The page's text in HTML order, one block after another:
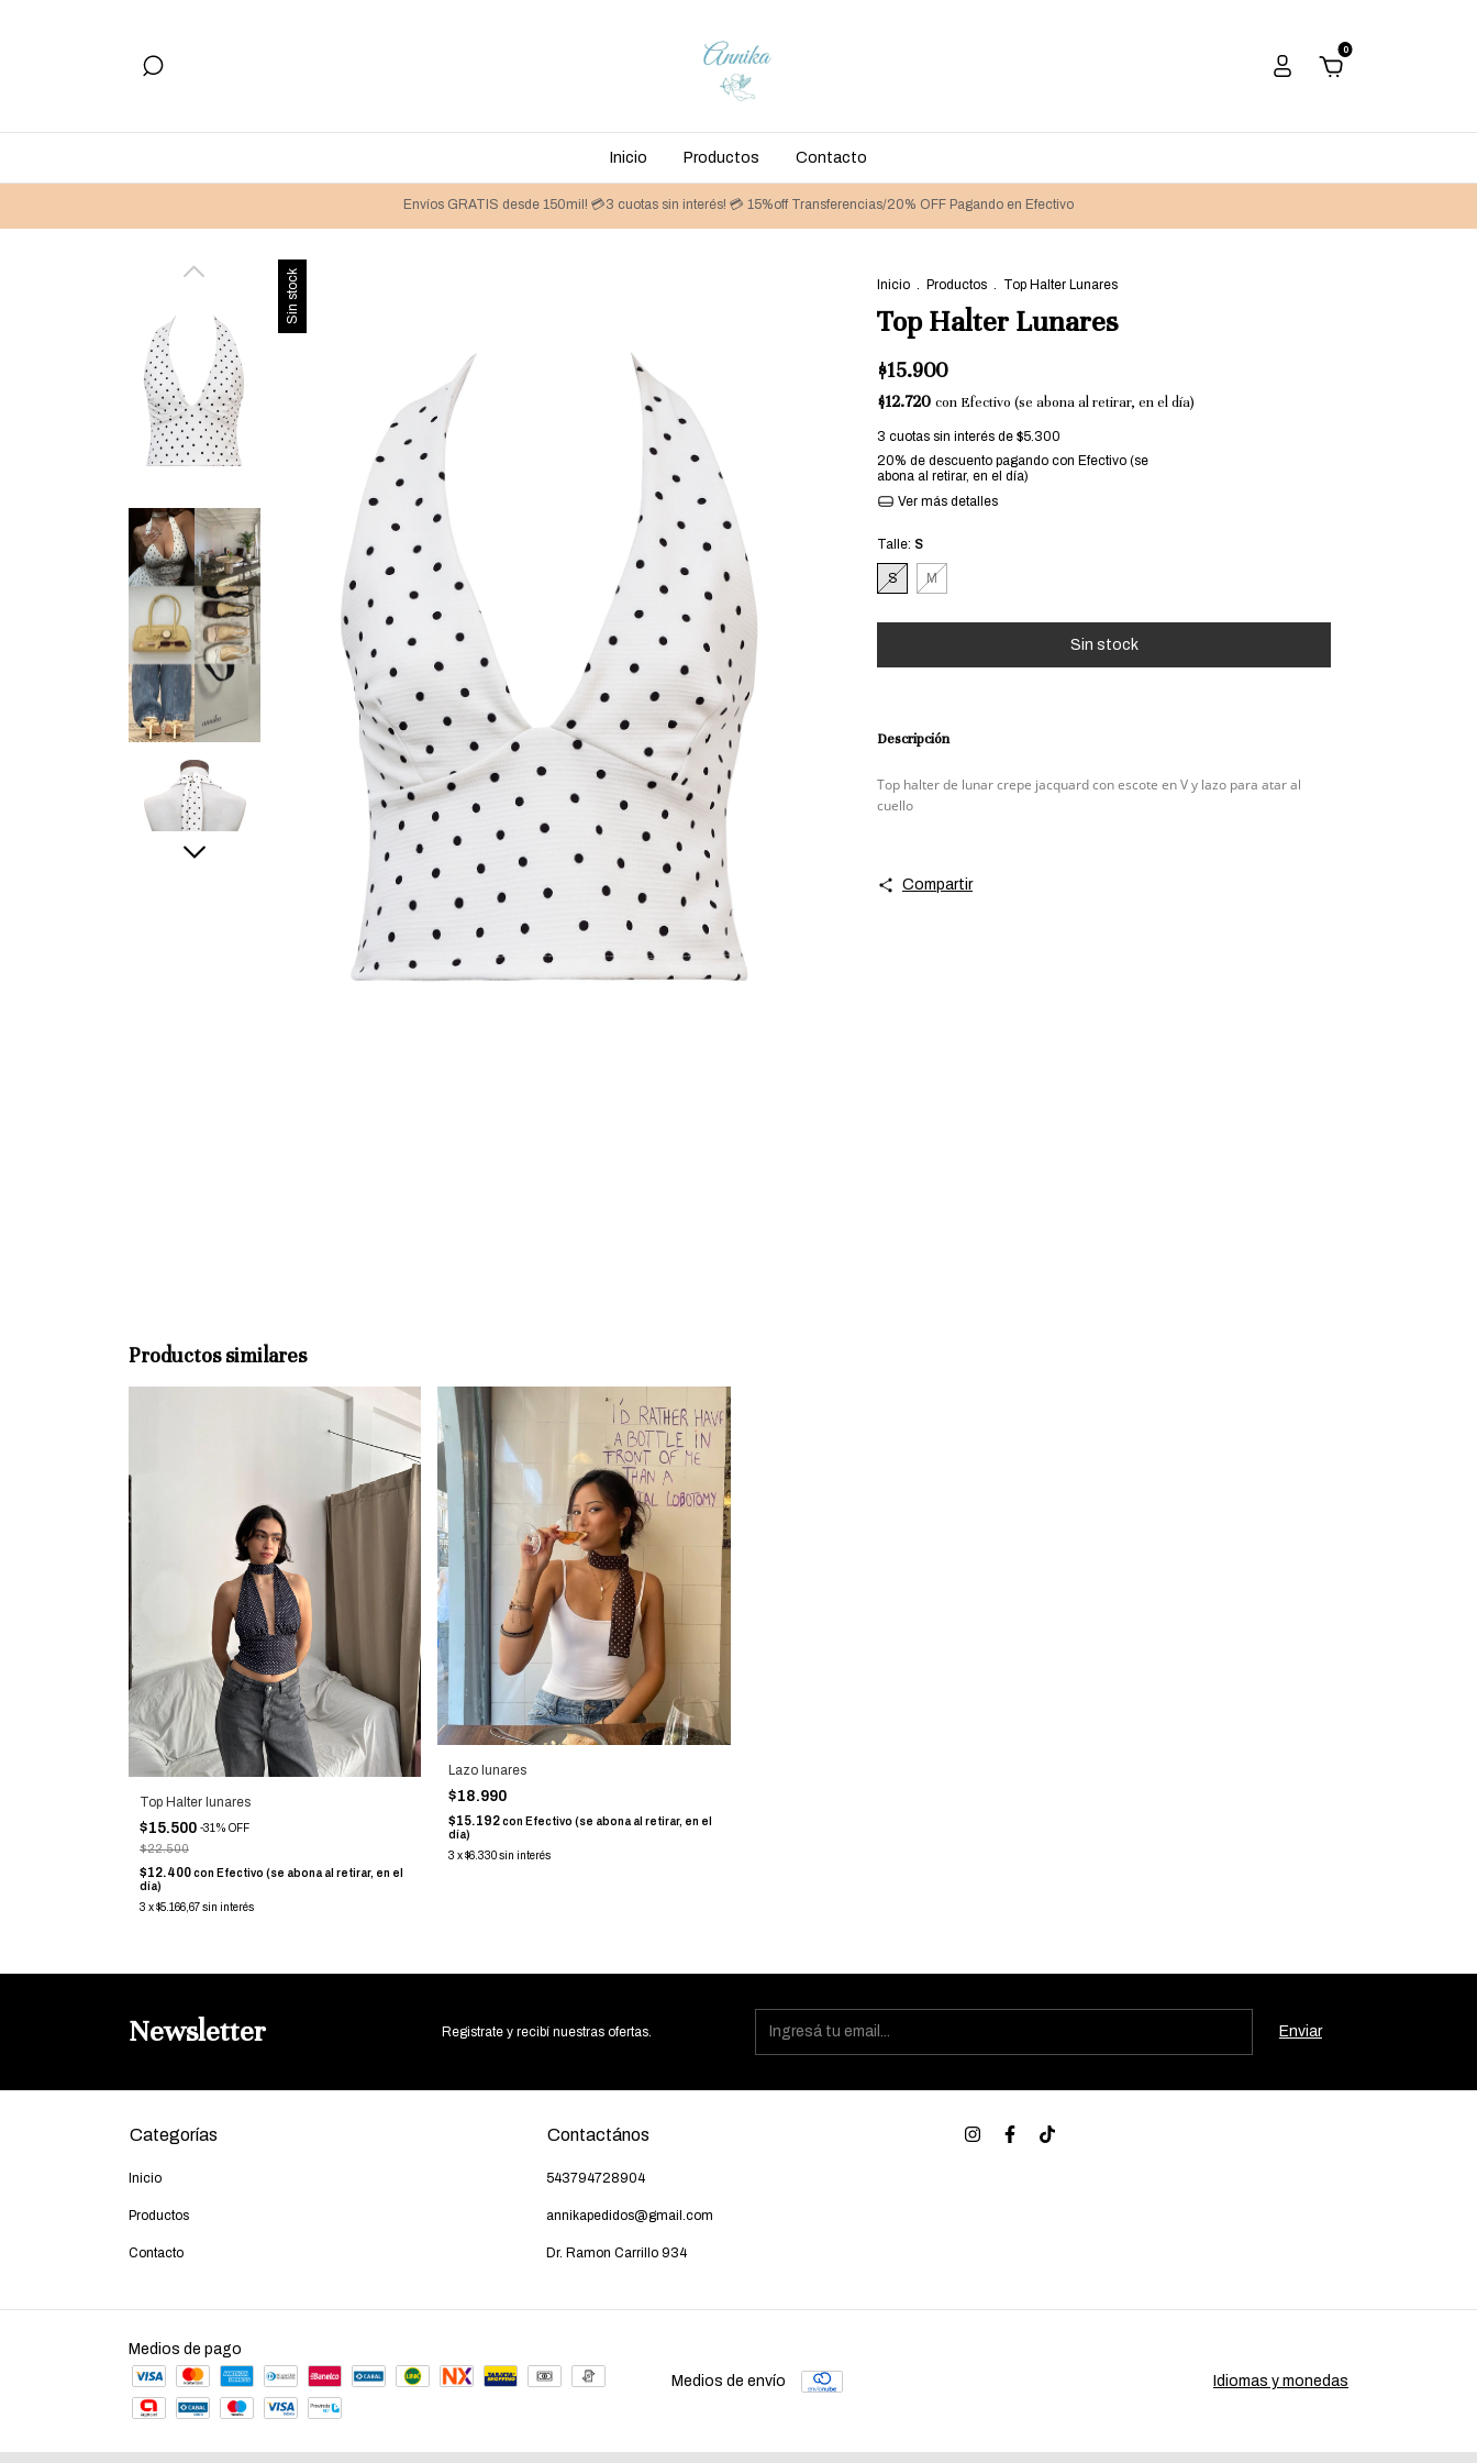
0
Inicio Productos Contacto
Envíos GRATIS desde 150mil! 💳3 cuotas sin interés! 💳 15%off Transferencias/20% OFF Pagando en Efectivo
Sin stock Inicio . Productos . Top Halter Lunares
Top Halter Lunares
$15.900
$12.720 con Efectivo (se abona al retirar, en el día)
3 cuotas sin interés de $5.300
20% de descuento pagando con Efectivo (se
abona al retirar, en el día)
Ver más detalles
Talle: S
S M
Descripción
Top halter de lunar crepe jacquard con escote en V y lazo para atar al
cuello
Compartir
Productos similares
Top Halter lunares
$15.500 -31 % OFF
$22.500
$12.400con Efectivo (se abona al retirar, en el
día)
3 x$5.166,67sin interés
Lazo lunares
$18.990
$15.192con Efectivo (se abona al retirar, en el
día)
3 x$6.330 sin interés
Newsletter Registrate y recibí nuestras ofertas.
Categorías
Inicio
Productos
Contacto
Contactános
543794728904
annikapedidos@gmail.com
Dr. Ramon Carrillo 934
Medios de pago
Medios de envío
Idiomas y monedas